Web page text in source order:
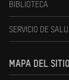
BIBLIOTECA
SERVICIO DE
MAPA DEL SITIO